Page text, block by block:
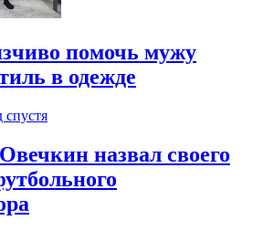
помочь мужу
в одежде
спустя
назвал своего